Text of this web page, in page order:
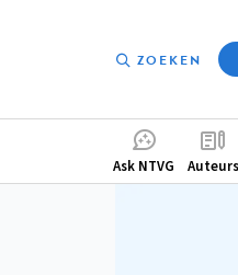
ZOEKEN
Ask NTVG Auteurs